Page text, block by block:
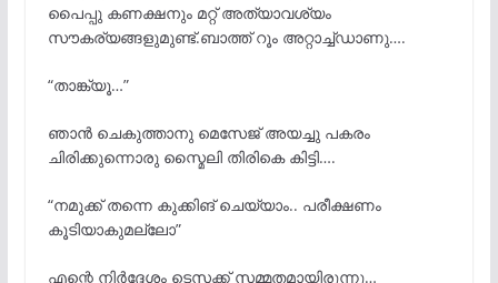
പൈപ്പു കണക്ഷനും മറ്റ് അത്യാവശ്യം
സൗകര്യങ്ങളുമുണ്ട്.ബാത്ത് റൂം അറ്റാച്ച്ഡാണു….
“താങ്ക്യൂ…”
ഞാൻ ചെകുത്താനു മെസേജ് അയച്ചു പകരം
ചിരിക്കുന്നൊരു സ്മൈലി തിരികെ കിട്ടി….
“നമുക്ക് തന്നെ കുക്കിങ് ചെയ്യാം.. പരീക്ഷണം
കൂടിയാകുമല്ലോ”
എന്റെ നിർദ്ദേശം ടെസക്ക് സമ്മതമായിരുന്നു…